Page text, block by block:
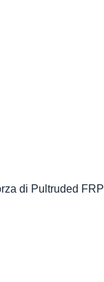
di Pultruded